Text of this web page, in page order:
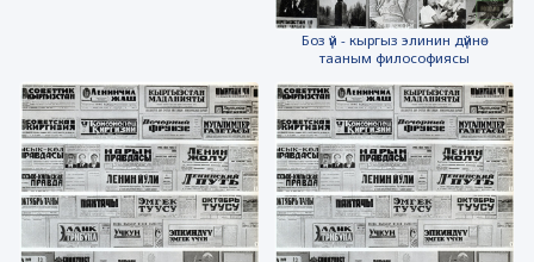
Боз үй - кыргыз элинин дүйнө
тааным философиясы